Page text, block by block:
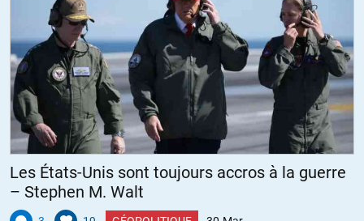
Les États-Unis sont toujours accros à la guerre
– Stephen M. Walt